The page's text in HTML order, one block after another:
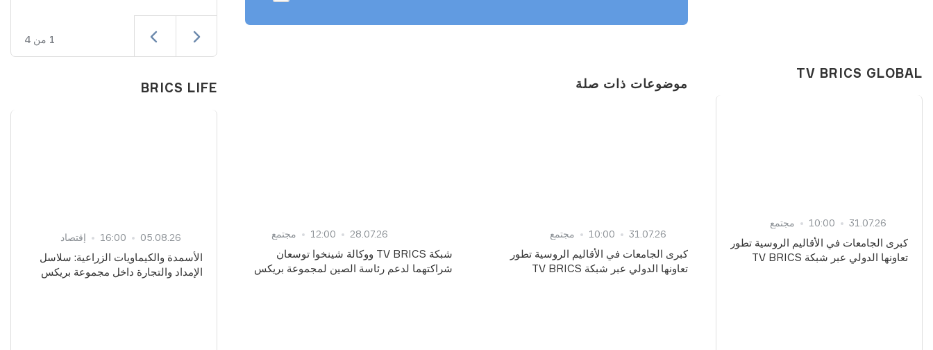
TV BRICS GLOBAL
31.07.26
10:00 مجتمع
كبرى الجامعات في الأقاليم الروسية تطور
تعاونها الدولي عبر شبكة TV BRICS
موضوعات ذات صلة
31.07.26
10:00 مجتمع
كبرى الجامعات في الأقاليم الروسية تطور
تعاونها الدولي عبر شبكة TV BRICS
28.07.26
12:00 مجتمع
شبكة TV BRICS ووكالة شينخوا توسعان
شراكتهما لدعم رئاسة الصين لمجموعة بريكس
1 من 4
BRICS LIFE
05.08.26
16:00 إقتصاد
الأسمدة والكيماويات الزراعية: سلاسل
الإمداد والتجارة داخل مجموعة بريكس